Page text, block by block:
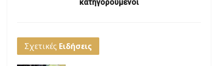
κατηγορούμενοι
Σχετικές Ειδήσεις